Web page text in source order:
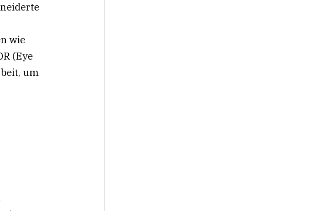
wie
(Eye
um